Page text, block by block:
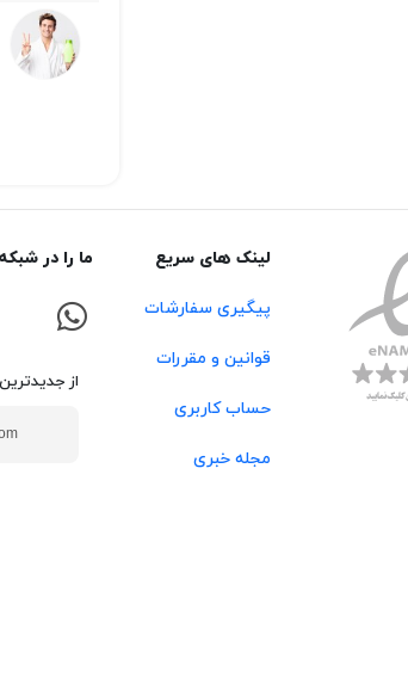
لینک های سریع
پیگیری سفارشات
قوانین و مقررات
حساب کاربری
مجله خبری
ما را در
از